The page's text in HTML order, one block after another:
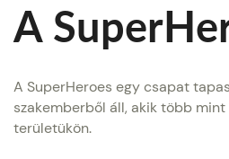
A
A SuperHeroes egy csapat
szakemberből áll, akik több mint
területükön.